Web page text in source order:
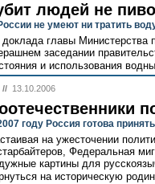
людей не пиво
не умеют ни тратить
доклада главы Министерства
заседании
и использования
// 13.10.2006
году Россия готова
на ужесточении
Федеральная
картины для
на историческую